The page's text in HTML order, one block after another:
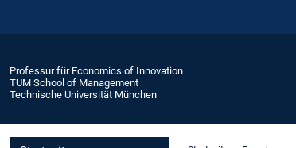
Professur für Economics of Innovation
TUM School of Management
Technische Universität München